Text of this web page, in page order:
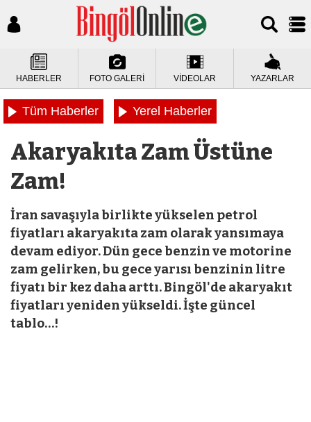
HABERLER FOTO GALERİ VİDEOLAR YAZARLAR
Tüm Haberler Yerel Haberler
Akaryakıta Zam Üstüne
Zam!
İran savaşıyla birlikte yükselen petrol
fiyatları akaryakıta zam olarak yansımaya
devam ediyor. Dün gece benzin ve motorine
zam gelirken, bu gece yarısı benzinin litre
fiyatı bir kez daha arttı. Bingöl'de akaryakıt
fiyatları yeniden yükseldi. İşte güncel
tablo…!